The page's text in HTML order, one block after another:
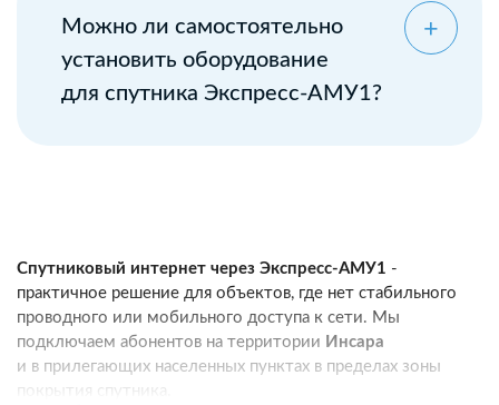
Можно ли самостоятельно
установить оборудование
для спутника Экспресс-АМУ1?
Спутниковый интернет через Экспресс-АМУ1 -
практичное решение для объектов, где нет стабильного
проводного или мобильного доступа к сети. Мы
подключаем абонентов на территории Инсара
и в прилегающих населенных пунктах в пределах зоны
покрытия спутника.